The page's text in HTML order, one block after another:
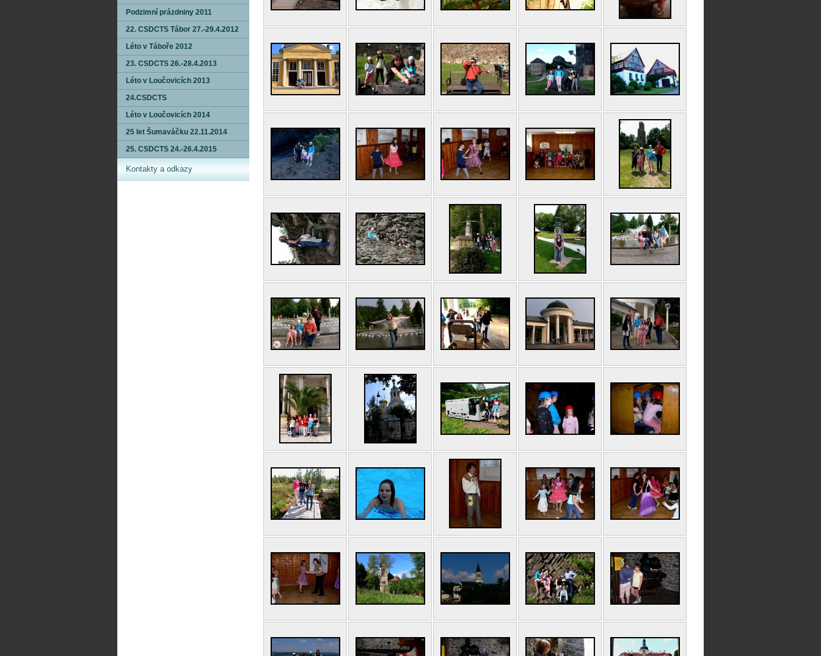
Podzimní prázdniny 2011
22. CSDCTS Tábor 27.-29.4.2012
Léto v Táboře 2012
23. CSDCTS 26.-28.4.2013
Léto v Loučovicích 2013
24.CSDCTS
Léto v Loučovicích 2014
25 let Šumaváčku 22.11.2014
25. CSDCTS 24.-26.4.2015
Kontakty a odkazy